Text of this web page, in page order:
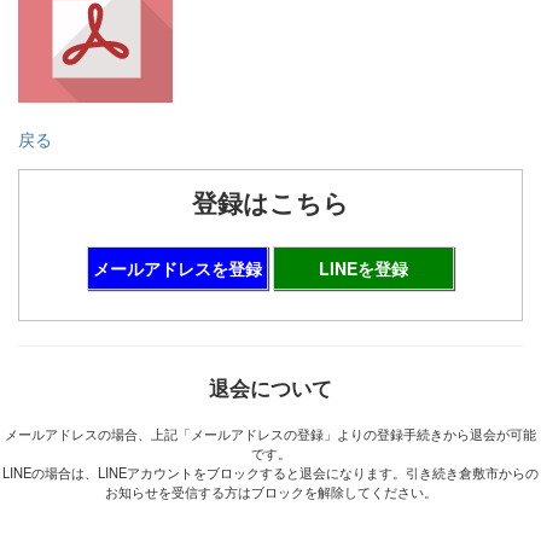
戻る
登録はこちら
メールアドレスを登録 LINEを登録
退会について
メールアドレスの場合、上記「メールアドレスの登録」よりの登録手続きから退会が可能
です。
LINEの場合は、LINEアカウントをブロックすると退会になります。引き続き倉敷市からの
お知らせを受信する方はブロックを解除してください。